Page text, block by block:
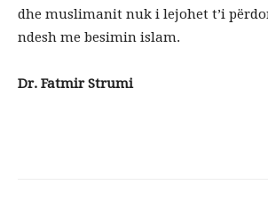
dhe muslimanit nuk i lejohet t’i
ndesh me besimin islam.
Dr. Fatmir Strumi